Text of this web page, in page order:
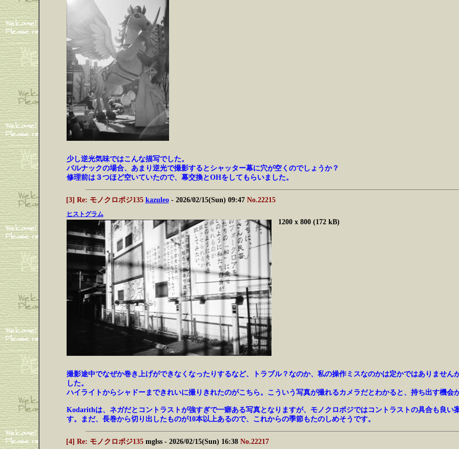
少し逆光気味ではこんな描写でした。
バルナックの場合、あまり逆光で撮影するとシャッター幕に穴が空くのでしょうか？
修理前は３つほど空いていたので、幕交換とOHをしてもらいました。
[3] Re: モノクロポジ135 kazuleo- 2026/02/15(Sun) 09:47 No.22215
ヒストグラム
1200 x 800 (172 kB)
撮影途中でなぜか巻き上げができなくなったりするなど、トラブル？なのか、私の操作ミスなのかは定かではありませ
した。
ハイライトからシャドーまできれいに撮りきれたのがこちら。こういう写真が撮れるカメラだとわかると、持ち出す機会
Kodarithは、ネガだとコントラストが強すぎで一癖ある写真となりますが、モノクロポジではコントラストの具合も良い
す。まだ、長巻から切り出したものが10本以上あるので、これからの季節もたのしめそうです。
[4] Re: モノクロポジ135 mglss- 2026/02/15(Sun) 16:38 No.22217